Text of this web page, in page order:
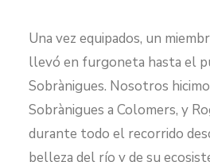
Una vez equipados, un
llevó en furgoneta hasta el
Sobrànigues. Nosotros
Sobrànigues a Colomers, y
durante todo el recorrido
belleza del río y de su